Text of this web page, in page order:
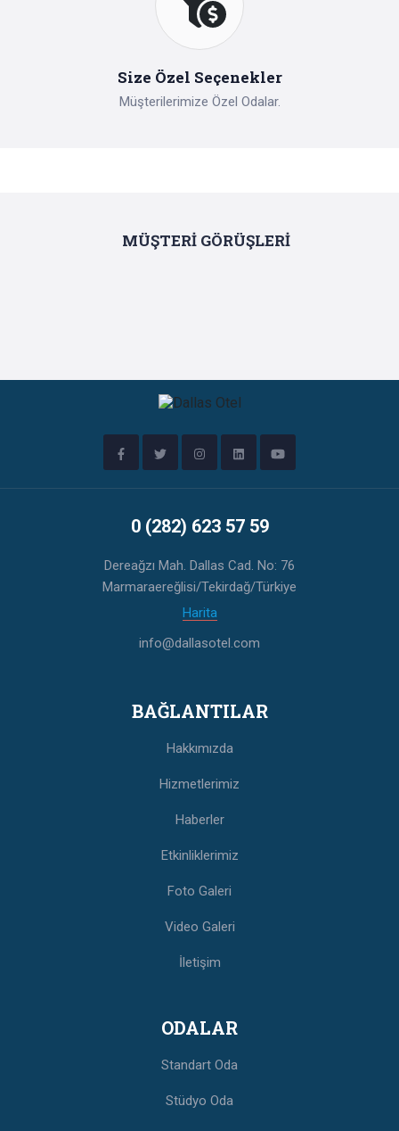
Size Özel Seçenekler
Müşterilerimize Özel Odalar.
MÜŞTERİ GÖRÜŞLERİ
0 (282) 623 57 59
Dereağzı Mah. Dallas Cad. No: 76
Marmaraereğlisi/Tekirdağ/Türkiye
Harita
info@dallasotel.com
BAĞLANTILAR
Hakkımızda
Hizmetlerimiz
Haberler
Etkinliklerimiz
Foto Galeri
Video Galeri
İletişim
ODALAR
Standart Oda
Stüdyo Oda